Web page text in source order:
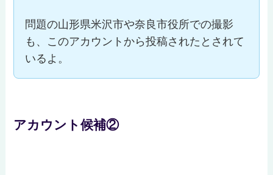
問題の山形県米沢市や奈良市役所での撮影
も、このアカウントから投稿されたとされて
いるよ。
アカウント候補②